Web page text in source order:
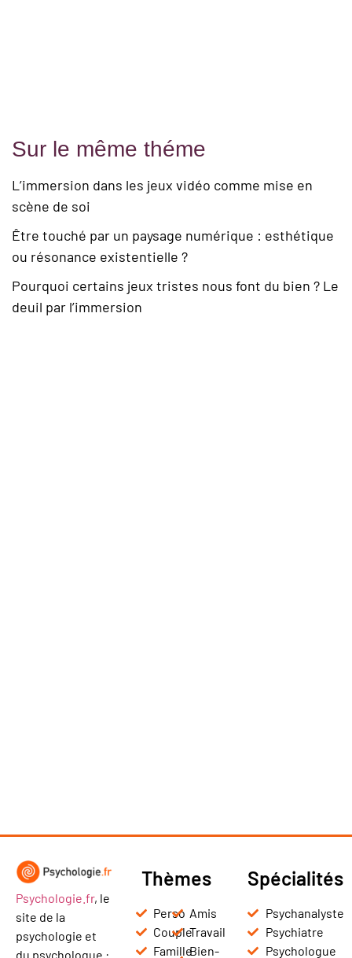
Sur le même théme
L’immersion dans les jeux vidéo comme mise en
scène de soi
Être touché par un paysage numérique : esthétique
ou résonance existentielle ?
Pourquoi certains jeux tristes nous font du bien ? Le
deuil par l’immersion
Psychologie.fr, le
site de la
psychologie et
du psychologue :
Thèmes
Perso
Couple
Famille
Amis
Travail
Bien-
Spécialités
Psychanalyste
Psychiatre
Psychologue